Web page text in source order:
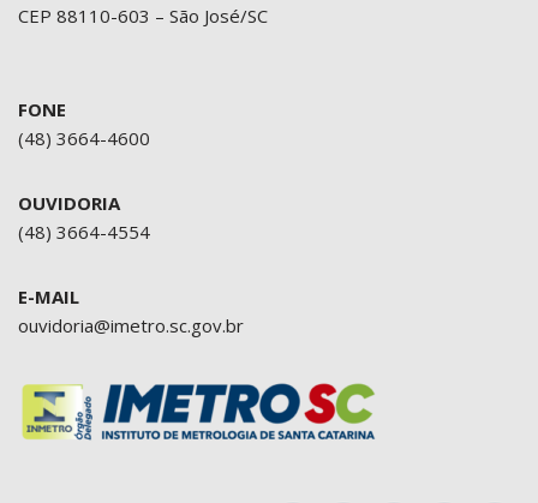
CEP 88110-603 – São José/SC
FONE
(48) 3664-4600
OUVIDORIA
(48) 3664-4554
E-MAIL
ouvidoria@imetro.sc.gov.br